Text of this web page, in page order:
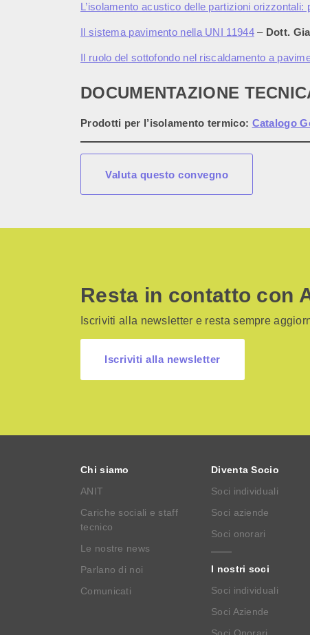
L’isolamento acustico delle partizioni
Il sistema pavimento nella UNI 11944– Dott.
Il ruolo del sottofondo nel riscaldamento a
DOCUMENTAZIONE
Prodotti per l’isolamento termico: Catalogo
Valuta questo convegno
Resta in contatto con
Iscriviti alla newsletter e resta sempre
Iscriviti alla newsletter
Chi siamo
ANIT
Cariche sociali e staff
tecnico
Le nostre news
Parlano di noi
Comunicati
Diventa Socio
Soci individuali
Soci aziende
Soci onorari
I nostri soci
Soci individuali
Soci Aziende